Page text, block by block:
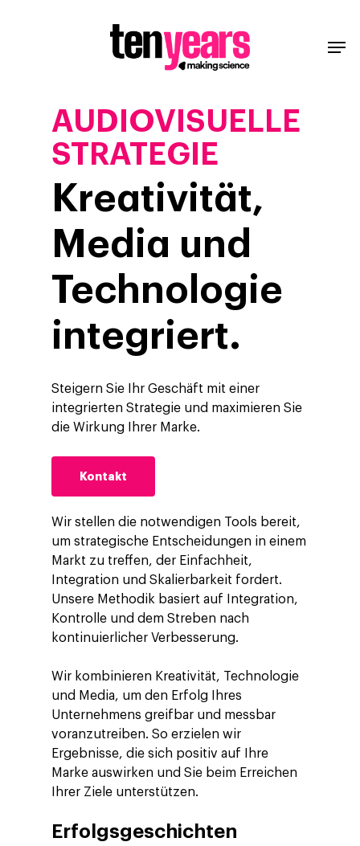
AUDIOVISUELLE
STRATEGIE
Kreativität,
Media und
Technologie
integriert.
Steigern Sie Ihr Geschäft mit einer
integrierten Strategie und maximieren Sie
die Wirkung Ihrer Marke.
Kontakt
Wir stellen die notwendigen Tools bereit,
um strategische Entscheidungen in einem
Markt zu treffen, der Einfachheit,
Integration und Skalierbarkeit fordert.
Unsere Methodik basiert auf Integration,
Kontrolle und dem Streben nach
kontinuierlicher Verbesserung.
Wir kombinieren Kreativität, Technologie
und Media, um den Erfolg Ihres
Unternehmens greifbar und messbar
voranzutreiben. So erzielen wir
Ergebnisse, die sich positiv auf Ihre
Marke auswirken und Sie beim Erreichen
Ihrer Ziele unterstützen.
Erfolgsgeschichten